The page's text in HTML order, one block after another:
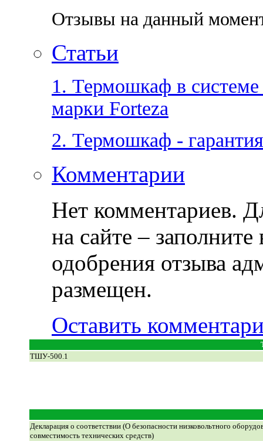
Отзывы на данный
Статьи
1. Термошкаф в
марки Forteza
2. Термошкаф -
Комментарии
Нет комментариев.
на сайте –
одобрения отзыва
размещен.
Оставить
ТШУ-500.1
Декларация о соответствии (О безопасности низковольтного
совместимость технических средств)